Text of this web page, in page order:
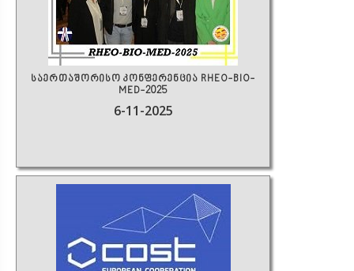
საერთაშორისო კონფერენცია RHEO-BIO-
MED-2025
6-11-2025